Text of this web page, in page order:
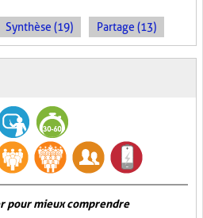
Synthèse (19) Partage (13)
pour mieux comprendre